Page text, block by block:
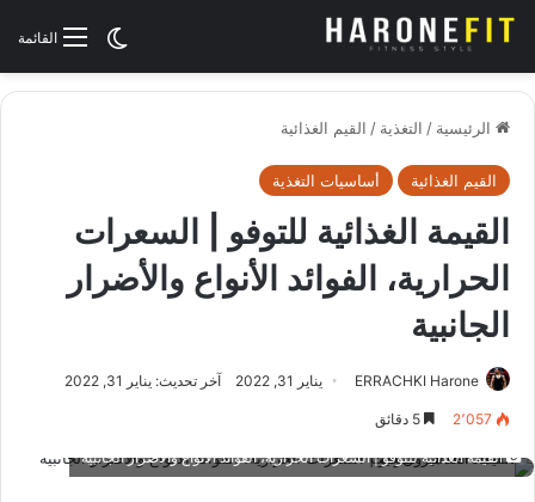
القائمةالوضع
الرئيسية / التغذية / القيم الغذائية
القيم الغذائية أساسيات التغذية
القيمة الغذائية للتوفو | السعرات
الحرارية، الفوائد الأنواع والأضرار
الجانبية
ERRACHKI Harone يناير 31, 2022 آخر تحديث: يناير 31, 2022
2٬057
القيمة الغذائية للتوفو | السعرات الحرارية، الفوائد الأنواع والأضرار الجانبية